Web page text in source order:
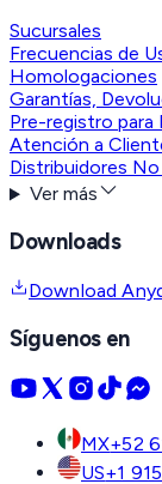
Sucursales
Frecuencias de
Homologaciones
Garantías,
Pre-registro para
Atención a
Distribuidores
Ver más
Downloads
Download
Síguenos en
MX+52
US+1